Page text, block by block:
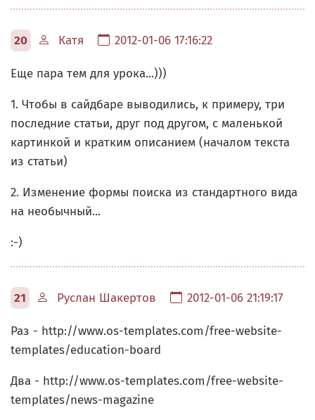
20 Катя 2012-01-06 17:16:22
Еще пара тем для урока...)))
1. Чтобы в сайдбаре выводились, к примеру, три
последние статьи, друг под другом, с маленькой
картинкой и кратким описанием (началом текста
из статьи)
2. Изменение формы поиска из стандартного вида
на необычный...
:-)
21 Руслан Шакертов 2012-01-06 21:19:17
Раз - http://www.os-templates.com/free-website-
templates/education-board
Два - http://www.os-templates.com/free-website-
templates/news-magazine